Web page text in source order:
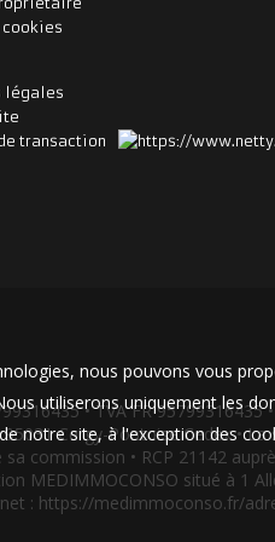
cookies
légales
transaction
• TVA FR 95799316435
Cergy-Pontoise Cedex • La
commission • RCP 21142
MEDIMMOCONSO situé à 1
: https://medimmoconso.fr/
nous pouvons vous
utiliserons uniquement les
notre site, à l'exception des